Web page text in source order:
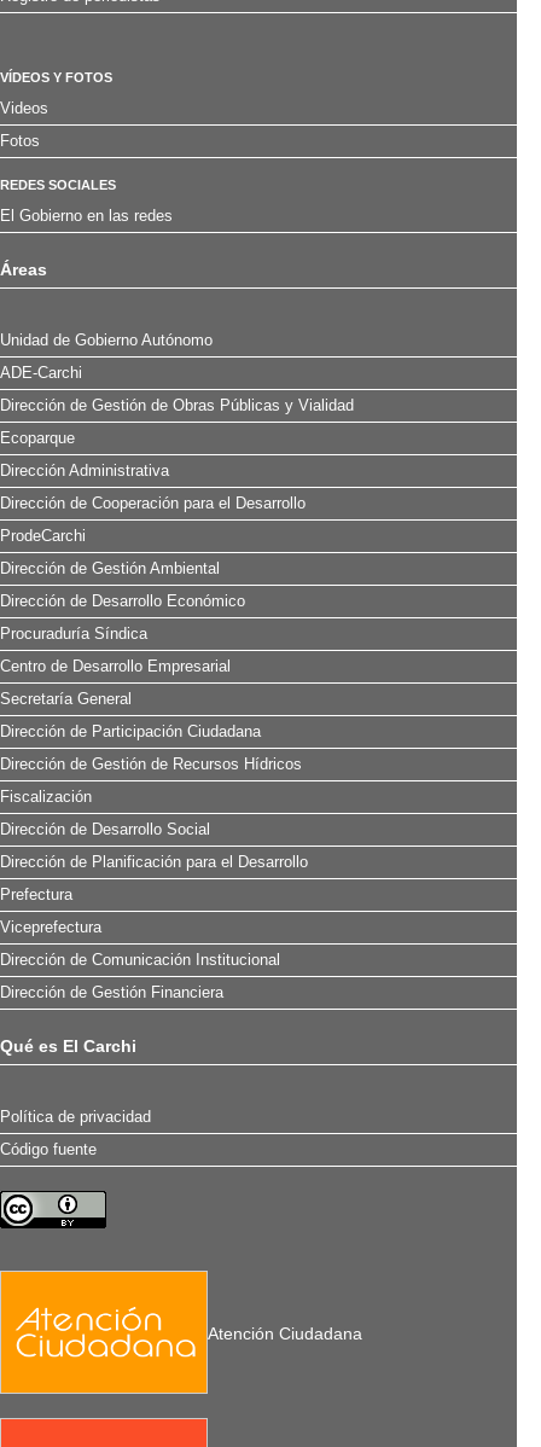
VÍDEOS Y FOTOS
Videos
Fotos
REDES SOCIALES
El Gobierno en las redes
Áreas
Unidad de Gobierno Autónomo
ADE-Carchi
Dirección de Gestión de Obras Públicas y Vialidad
Ecoparque
Dirección Administrativa
Dirección de Cooperación para el Desarrollo
ProdeCarchi
Dirección de Gestión Ambiental
Dirección de Desarrollo Económico
Procuraduría Síndica
Centro de Desarrollo Empresarial
Secretaría General
Dirección de Participación Ciudadana
Dirección de Gestión de Recursos Hídricos
Fiscalización
Dirección de Desarrollo Social
Dirección de Planificación para el Desarrollo
Prefectura
Viceprefectura
Dirección de Comunicación Institucional
Dirección de Gestión Financiera
Qué es El Carchi
Política de privacidad
Código fuente
Atención Ciudadana